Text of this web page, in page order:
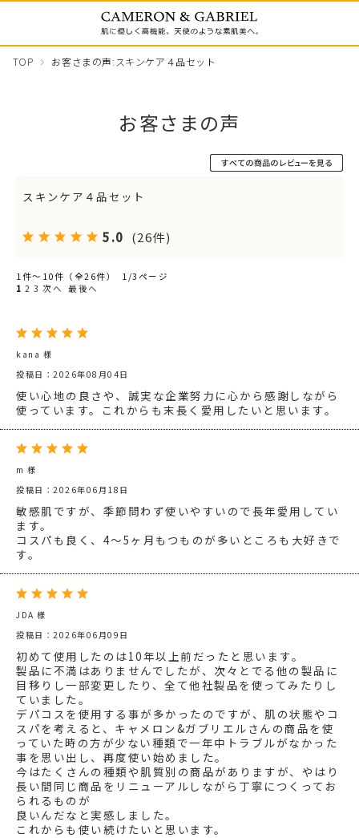
TOP お客さまの声:スキンケア４品セット
お客さまの声
スキンケア４品セット
5.0 (26件)
1件～10件（全26件） 1/3ページ
1 2 3 次へ 最後へ
kana 様
投稿日：2026年08月04日
使い心地の良さや、誠実な企業努力に心から感謝しながら
使っています。これからも末長く愛用したいと思います。
m 様
投稿日：2026年06月18日
敏感肌ですが、季節問わず使いやすいので長年愛用してい
ます。
コスパも良く、4～5ヶ月もつものが多いところも大好きで
す。
JDA 様
投稿日：2026年06月09日
初めて使用したのは10年以上前だったと思います。
製品に不満はありませんでしたが、次々とでる他の製品に
目移りし一部変更したり、全て他社製品を使ってみたりし
ていました。
デパコスを使用する事が多かったのですが、肌の状態やコ
スパを考えると、キャメロン&ガブリエルさんの商品を使
っていた時の方が少ない種類で一年中トラブルがなかった
事を思い出し、再度使い始めました。
今はたくさんの種類や肌質別の商品がありますが、やはり
長い間同じ商品をリニューアルしながら丁寧につくってお
られるものが
良いんだなと実感しました。
これからも使い続けたいと思います。